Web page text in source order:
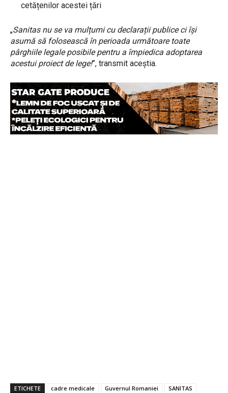
cetățenilor acestei țări
„Sanitas nu se va mulțumi cu declarații publice ci își
asumă să folosească în perioada următoare toate
pârghiile legale posibile pentru a împiedica adoptarea
acestui proiect de lege!”, transmit aceștia.
ETICHETE cadre medicale Guvernul Romaniei
SANITAS